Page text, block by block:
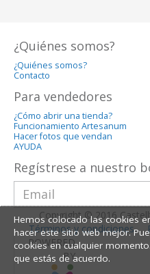
¿Quiénes somos?
¿Quiénes somos?
Contacto
Para vendedores
¿Cómo abrir una tienda?
Funcionamiento Artesanum
Hacer fotos que vendan
AYUDA
Regístrese a nuestro
Copyright © 2016
Términos y condiciones
POWERED
BY
Hemos colocado las cookies
hacer este sitio web mejor.
cookies en cualquier
que estás de acuerdo.